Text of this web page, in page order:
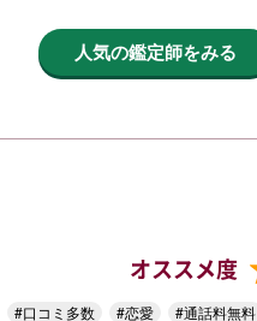
人気の鑑定師をみる
オススメ度
#口コミ多数 #恋愛 #通話料無料